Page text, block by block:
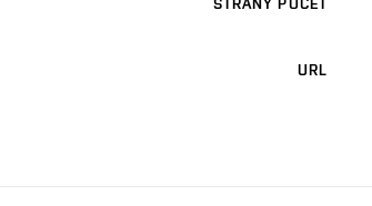
STRANY POČET
URL